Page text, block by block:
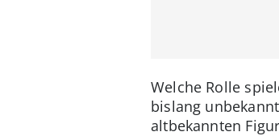
Welche Rolle
bislang
altbekannten